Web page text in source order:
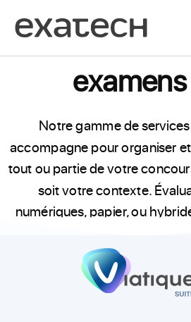
concours et
examens
Notre gamme de
accompagne pour organiser
tout ou partie de votre
soit votre contexte.
numériques, papier, ou
dans le monde du